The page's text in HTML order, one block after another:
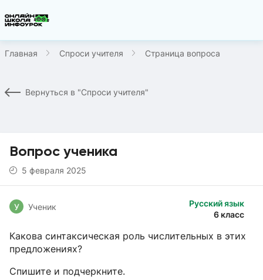
Главная Спроси учителя Страница вопроса
Вернуться в "Спроси учителя"
Вопрос ученика
5 февраля 2025
Русский язык
6 класс
У Ученик
Какова синтаксическая роль числительных в этих
предложениях?
Спишите и подчеркните.